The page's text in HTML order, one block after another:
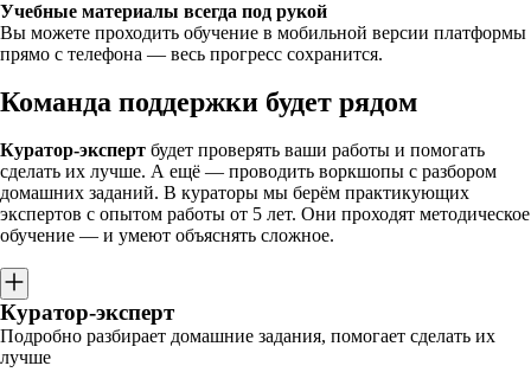
Учебные материалы всегда под рукой
Вы можете проходить обучение в мобильной версии платформы
прямо с телефона — весь прогресс сохранится.
Команда поддержки будет рядом
Куратор-эксперт будет проверять ваши работы и помогать
сделать их лучше. А ещё — проводить воркшопы с разбором
домашних заданий. В кураторы мы берём практикующих
экспертов с опытом работы от 5 лет. Они проходят методическое
обучение — и умеют объяснять сложное.
Куратор-эксперт
Подробно разбирает домашние задания, помогает сделать их
лучше